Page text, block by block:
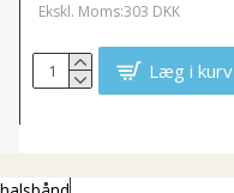
Ekskl. Moms:303 DKK
Læg i kurv